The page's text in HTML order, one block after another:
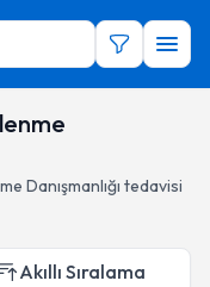
Danışmanlığı tedavisi
Akıllı Sıralama